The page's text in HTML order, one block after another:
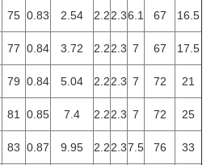
75 0.83 2.54 2.22.36.1 67 16.5
77 0.84 3.72 2.22.3 7 67 17.5
79 0.84 5.04 2.22.3 7 72 21
81 0.85 7.4 2.22.3 7 72 25
83 0.87 9.95 2.22.37.5 76 33